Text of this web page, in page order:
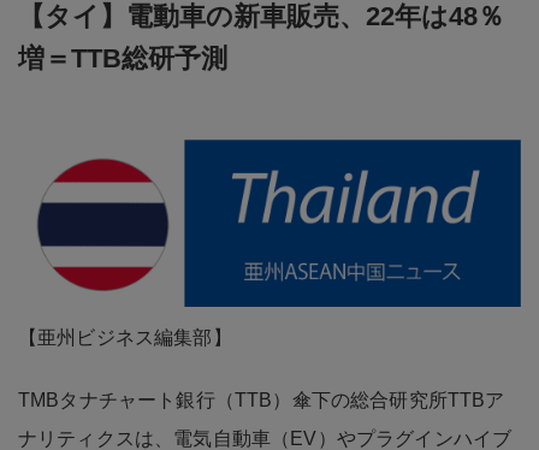
【タイ】電動車の新車販売、22年は48％
増＝TTB総研予測
【亜州ビジネス編集部】
TMBタナチャート銀行（TTB）傘下の総合研究所TTBア
ナリティクスは、電気自動車（EV）やプラグインハイブ